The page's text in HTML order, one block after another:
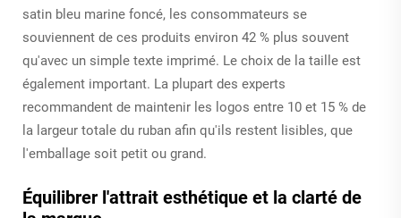
satin bleu marine foncé, les consommateurs se
souviennent de ces produits environ 42 % plus souvent
qu'avec un simple texte imprimé. Le choix de la taille est
également important. La plupart des experts
recommandent de maintenir les logos entre 10 et 15 % de
la largeur totale du ruban afin qu'ils restent lisibles, que
l'emballage soit petit ou grand.
Équilibrer l'attrait esthétique et la clarté de